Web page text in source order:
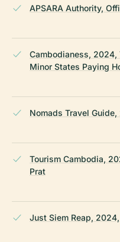
APSARA Authority,
Cambodianess, 2024,
Minor States Paying
Nomads Travel
Tourism Cambodia,
Prat
Just Siem Reap,